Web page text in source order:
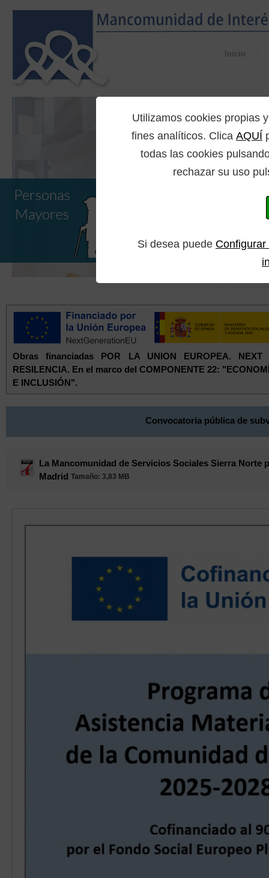
Utilizamos cookies propias
fines analíticos. Clica AQUÍ
todas las cookies
rechazar su uso
Si desea puede
Inicio
Obras financiadas POR LA UNION EUROPEA. NEXT
RESILENCIA. En el marco del COMPONENTE 22:
E INCLUSIÓN".
Convocatoria pública de
La Mancomunidad de Servicios Sociales Sierra
Madrid Tamaño: 3,83 MB